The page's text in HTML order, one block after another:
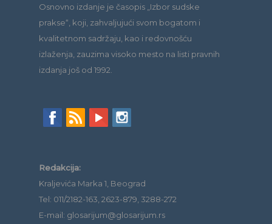
Osnovno izdanje je časopis „Izbor sudske
prakse“, koji, zahvaljujući svom bogatom i
kvalitetnom sadržaju, kao i redovnošću
izlaženja, zauzima visoko mesto na listi pravnih
izdanja još od 1992.
Redakcija:
Kraljevića Marka 1, Beograd
Tel: 011/2182-163, 2623-879, 3288-272
E-mail: glosarijum@glosarijum.rs